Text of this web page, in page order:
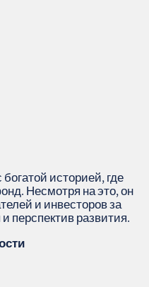
историей, где
Несмотря на это, он
и инвесторов за
перспектив развития.